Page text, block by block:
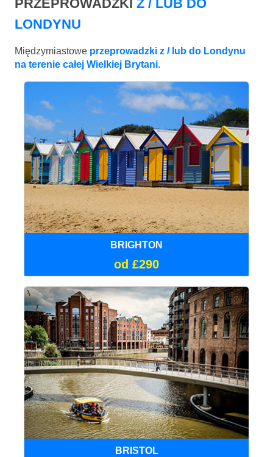
PRZEPROWADZKI Z / LUB DO
LONDYNU
Międzymiastowe przeprowadzki z / lub do Londynu
na terenie całej Wielkiej Brytani.
BRIGHTON
od £290
BRISTOL